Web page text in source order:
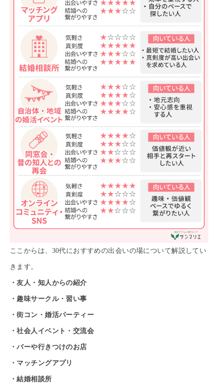
ここからは、30代におすすめの出会いの場について解説してい
きます。
・友人・知人からの紹介
・趣味サークル・習い事
・街コン・婚活パーティー
・社会人イベント・交流会
・バーや行きつけのお店
・マッチングアプリ
・結婚相談所